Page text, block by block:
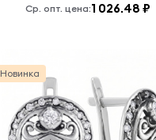
Ср. опт. цена:1 026.48 ₽
Новинка